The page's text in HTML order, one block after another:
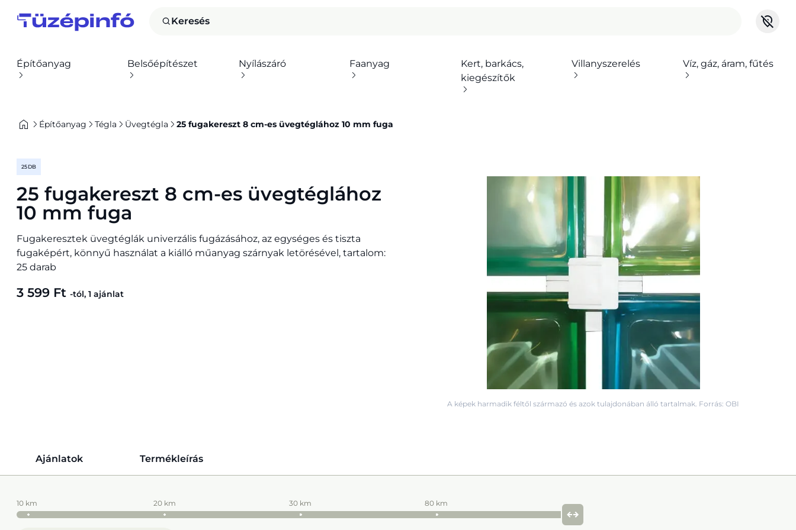
Keresés
Építőanyag Belsőépítészet Nyílászáró Faanyag
Kert, barkács,
kiegészítők
Villanyszerelés Víz, gáz, áram, fűtés
Építőanyag Tégla Üvegtégla 25 fugakereszt 8 cm-es üvegtéglához 10 mm fuga
25 DB
25 fugakereszt 8 cm-es üvegtéglához
10 mm fuga
Fugakeresztek üvegtéglák univerzális fugázásához, az egységes és tiszta
fugaképért, könnyű használat a kiálló műanyag szárnyak letörésével, tartalom:
25 darab
3 599 Ft -tól, 1 ajánlat
A képek harmadik féltől származó és azok tulajdonában álló tartalmak. Forrás: OBI
Ajánlatok Termékleírás
10 km 20 km 30 km 80 km